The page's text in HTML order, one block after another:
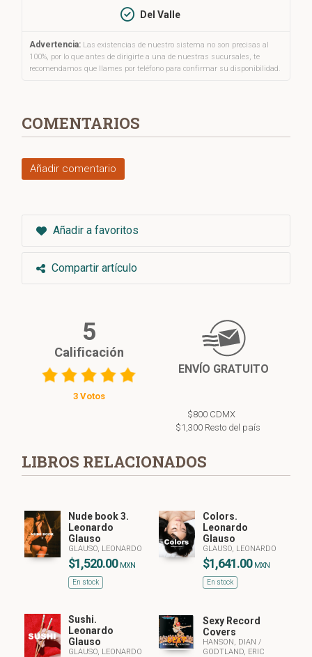
Del Valle
Advertencia: Las existencias de nuestro sistema no son precisas al
100%, por lo que antes de dirigirte a una de nuestras sucursales, te
recomendamos que llames por teléfono para confirmar su disponibilidad.
COMENTARIOS
Añadir comentario
Añadir a favoritos
Compartir artículo
5
Calificación
3 Votos
ENVÍO GRATUITO
$800 CDMX
$1,300 Resto del país
LIBROS RELACIONADOS
Nude book 3.
Leonardo
Glauso
GLAUSO, LEONARDO
$1,520.00 MXN
En stock
Colors.
Leonardo
Glauso
GLAUSO, LEONARDO
$1,641.00 MXN
En stock
Sushi.
Leonardo
Glauso
GLAUSO, LEONARDO
Sexy Record
Covers
HANSON, DIAN /
GODTLAND, ERIC